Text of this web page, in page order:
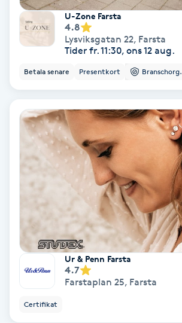
Barber
Barnklippning
Blowout
Bottenfärg
Brynformning
Brynfärgning
Brynplockning
Bröllopsuppsättning
U-Zone Farsta
4.8
Lysviksgatan 22, Farsta
Tider fr. 11:30, ons 12 aug.
Betala senare Presentkort Branschorg.
Ur & Penn Farsta
4.7
Farstaplan 25, Farsta
Certifikat